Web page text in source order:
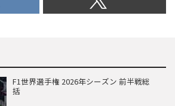
F1世界選手権 2026年シーズン 前半戦総
括